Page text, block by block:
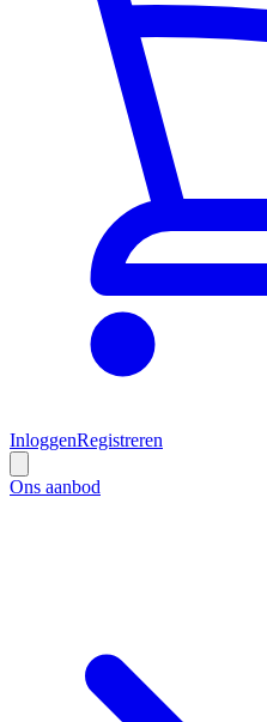
InloggenRegistreren
Ons aanbod